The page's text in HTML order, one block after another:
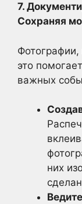
7.
Сохраняя
это
важных
них